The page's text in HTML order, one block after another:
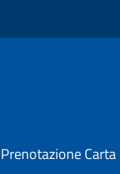
Prenotazione